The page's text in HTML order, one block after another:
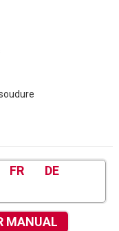
FR
DE
MANUAL